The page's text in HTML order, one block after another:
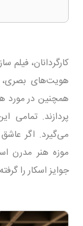
کارگردانان، فیلم
هویت‌های
همچنین در مورد
پردازند. تمامی
می‌گیرد. اگر
موزه هنر مدرن
جوایز اسکار را